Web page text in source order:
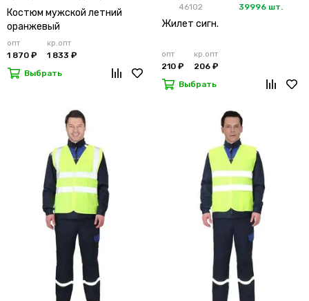
Костюм мужской летний
оранжевый
опт
1 870 ₽
кр.опт
1 833 ₽
Выбрать
46102
39996 шт.
Жилет сигн.
опт
210 ₽
кр.опт
206 ₽
Выбрать